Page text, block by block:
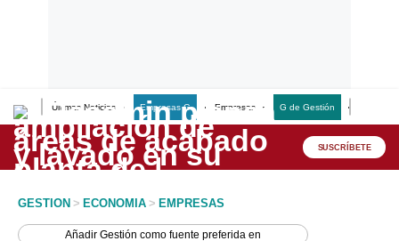
Últimas Noticias Empresas G Empresas G de Gestión
Lo último
Peru Quiosco SUSCRÍBETE
GESTION > ECONOMIA > EMPRESAS
AñadirGestión como fuente preferida en